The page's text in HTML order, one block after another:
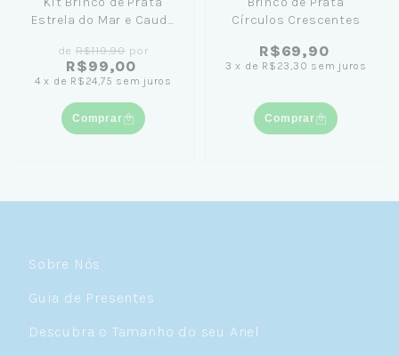
Estrela do Mar e Cauda
de R$119,90por
R$99,00
4 x de R$24,75 sem juros
Comprar
Círculos Crescentes
R$69,90
3 x de R$23,30 sem juros
Comprar
Sobre Nós
Guia de Presentes
Descubra o Tamanho do seu Anel